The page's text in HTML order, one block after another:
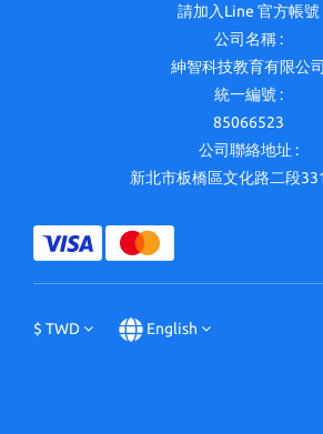
請加入Line 官方帳號
公司名稱 :
紳智科技教育有限公司
統一編號 :
85066523
公司聯絡地址 :
新北市板橋區文化路二段
$ TWD English